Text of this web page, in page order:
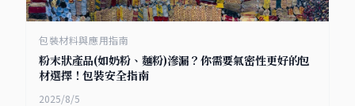
包裝材料與應用指南
粉末狀產品(如奶粉、麵粉)滲漏？你需要氣密性更好的包
材選擇！包裝安全指南
2025/8/5